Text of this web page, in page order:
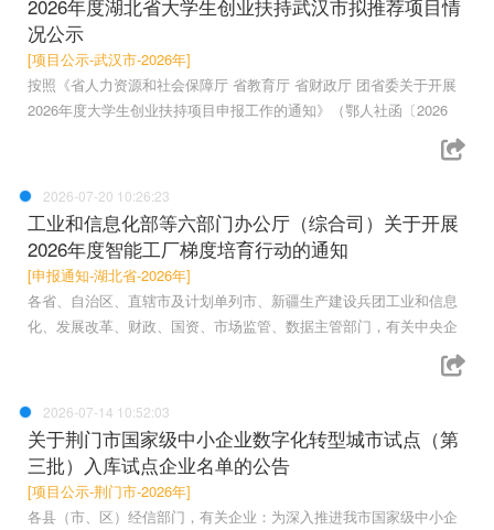
2026年度湖北省大学生创业扶持武汉市拟推荐项目情
况公示
[项目公示-武汉市-2026年]
按照《省人力资源和社会保障厅 省教育厅 省财政厅 团省委关于开展
2026年度大学生创业扶持项目申报工作的通知》（鄂人社函〔2026
2026-07-20 10:26:23
工业和信息化部等六部门办公厅（综合司）关于开展
2026年度智能工厂梯度培育行动的通知
[申报通知-湖北省-2026年]
各省、自治区、直辖市及计划单列市、新疆生产建设兵团工业和信息
化、发展改革、财政、国资、市场监管、数据主管部门，有关中央企
2026-07-14 10:52:03
关于荆门市国家级中小企业数字化转型城市试点（第
三批）入库试点企业名单的公告
[项目公示-荆门市-2026年]
各县（市、区）经信部门，有关企业：为深入推进我市国家级中小企